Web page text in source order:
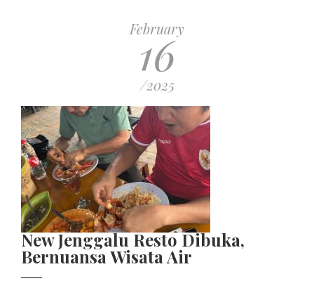
February
16
/2025
New Jenggalu Resto Dibuka,
Bernuansa Wisata Air